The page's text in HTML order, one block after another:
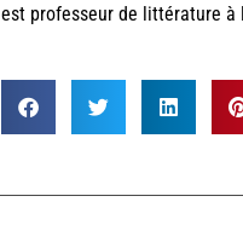
est professeur de littérature à